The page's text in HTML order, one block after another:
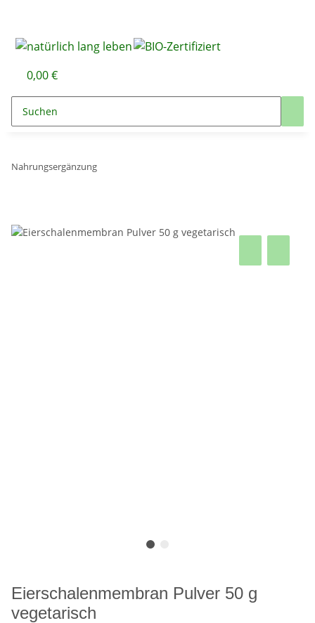
0,00 €
Nahrungsergänzung
Eierschalenmembran Pulver 50 g
vegetarisch